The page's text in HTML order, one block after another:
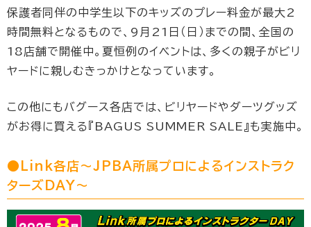
保護者同伴の中学生以下のキッズのプレー料金が最大2
時間無料となるもので、9月21日（日）までの間、全国の
18店舗で開催中。夏恒例のイベントは、多くの親子がビリ
ヤードに親しむきっかけとなっています。
この他にもバグース各店では、ビリヤードやダーツグッズ
がお得に買える『BAGUS SUMMER SALE』も実施中。
●Link各店〜JPBA所属プロによるインストラク
ターズDAY〜